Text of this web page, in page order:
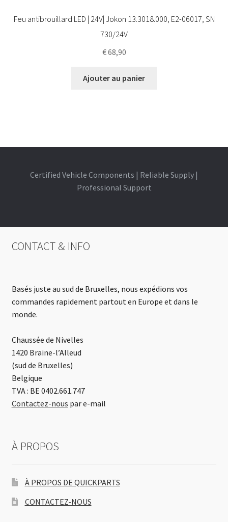
Feu antibrouillard LED | 24V| Jokon 13.3018.000, E2-06017, SN
730/24V
€68,90
Ajouter au panier
Certified Vehicle Components | Reliable Supply |
Professional Support
CONTACT & INFO
Basés juste au sud de Bruxelles, nous expédions vos
commandes rapidement partout en Europe et dans le
monde.
Chaussée de Nivelles
1420 Braine-l’Alleud
(sud de Bruxelles)
Belgique
TVA : BE 0402.661.747
Contactez-nous par e-mail
À PROPOS
À PROPOS DE QUICKPARTS
CONTACTEZ-NOUS